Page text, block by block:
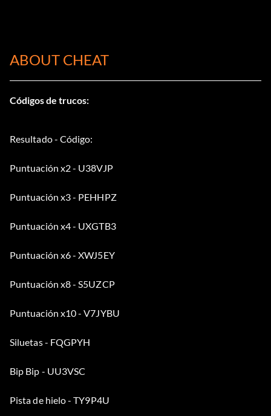
ABOUT CHEAT
Códigos de trucos:
Resultado - Código:
Puntuación x2 - U38VJP
Puntuación x3 - PEHHPZ
Puntuación x4 - UXGTB3
Puntuación x6 - XWJ5EY
Puntuación x8 - S5UZCP
Puntuación x10 - V7JYBU
Siluetas - FQGPYH
Bip Bip - UU3VSC
Pista de hielo - TY9P4U